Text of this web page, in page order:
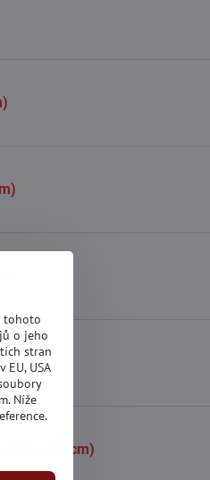
firmy (32 cm)
tohoto
o jeho
stran
USA
Níže